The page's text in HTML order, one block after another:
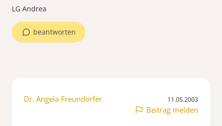
LG Andrea
beantworten
Dr. Angela Freundorfer 11.05.2003
Beitrag melden